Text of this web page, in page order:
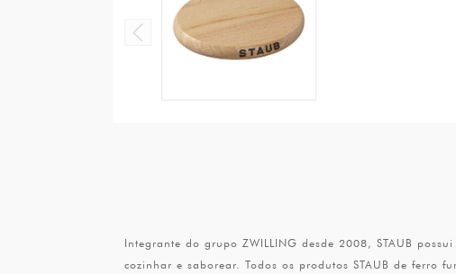
Integrante do grupo ZWILLING desde 2008, STAUB
cozinhar e saborear. Todos os produtos STAUB de ferro